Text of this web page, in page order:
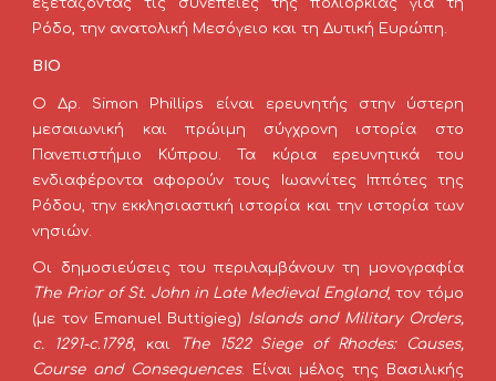
Ρόδο, την ανατολική Μεσόγειο και τη Δυτική Ευρώπη.
ΒΙΟ
Ο Δρ. Simon Phillips είναι ερευνητής στην ύστερη
μεσαιωνική και πρώιμη σύγχρονη ιστορία στο
Πανεπιστήμιο Κύπρου. Τα κύρια ερευνητικά του
ενδιαφέροντα αφορούν τους Ιωαννίτες Ιππότες της
Ρόδου, την εκκλησιαστική ιστορία και την ιστορία των
νησιών.
Οι δημοσιεύσεις του περιλαμβάνουν τη μονογραφία
The Prior of St. John in Late Medieval England, τον τόμο
(με τον Emanuel Buttigieg) Islands and Military Orders,
c. 1291-c.1798, και
The 1522 Siege of Rhodes: Causes,
Course and Consequences. Είναι μέλος της Βασιλικής